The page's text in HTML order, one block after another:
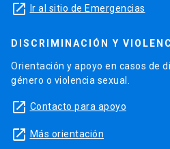
launch Ir al sitio de Emergencias
DISCRIMINACIÓN Y
Orientación y apoyo en casos de
género o violencia sexual.
launch Contacto para apoyo
launch Más orientación